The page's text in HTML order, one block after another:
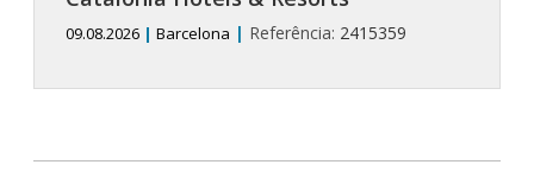
09.08.2026 | Barcelona | Referência: 2415359